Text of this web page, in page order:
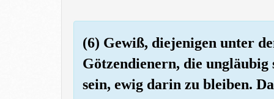
(6) Gewiß, diejenigen unter
Götzendienern, die
sein, ewig darin zu bleiben.